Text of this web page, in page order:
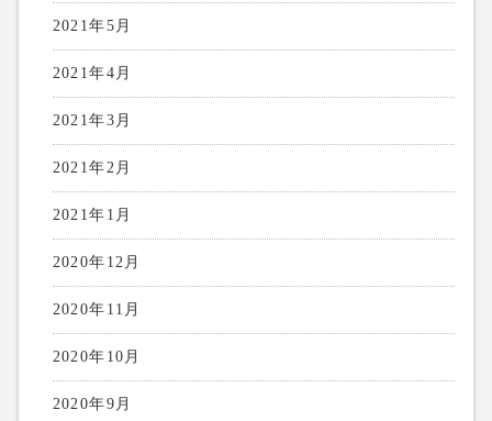
2021年5月
2021年4月
2021年3月
2021年2月
2021年1月
2020年12月
2020年11月
2020年10月
2020年9月